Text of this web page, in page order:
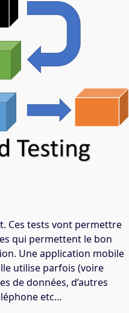
Ces tests vont permettre
qui permettent le bon
Une application mobile
utilise parfois (voire
de données, d’autres
etc…